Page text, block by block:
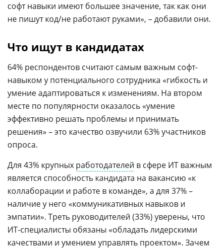
софт навыки имеют большее значение, так как они
не пишут код/не работают руками», – добавили они.
Что ищут в кандидатах
64% респондентов считают самым важным софт-
навыком у потенциального сотрудника «гибкость и
умение адаптироваться к изменениям. На втором
месте по популярности оказалось «умение
эффективно решать проблемы и принимать
решения» – это качество озвучили 63% участников
опроса.
Для 43% крупных работодателей в сфере ИТ важным
является способность кандидата на вакансию «к
коллаборации и работе в команде», а для 37% –
наличие у него «коммуникативных навыков и
эмпатии». Треть руководителей (33%) уверены, что
ИТ-специалисты обязаны «обладать лидерскими
качествами и умением управлять проектом». Зачем